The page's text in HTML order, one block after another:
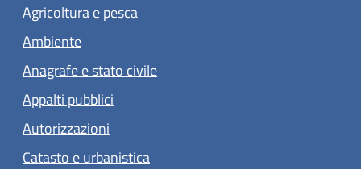
Agricoltura e pesca
Ambiente
Anagrafe e stato civile
Appalti pubblici
Autorizzazioni
Catasto e urbanistica